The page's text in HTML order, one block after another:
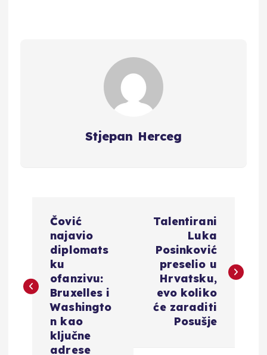
Stjepan Herceg
i
Čović
najavio
diplomats
ku
ofanzivu:
Bruxelles i
Washingto
n kao
ključne
adrese
Talentirani
Luka
Posinković
preselio u
Hrvatsku,
evo koliko
će zaraditi
Posušje